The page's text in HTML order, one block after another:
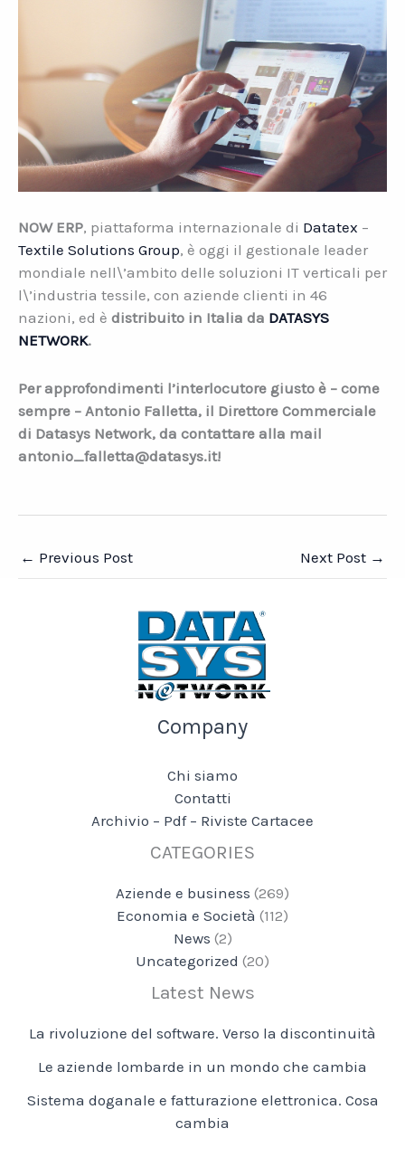
NOW ERP, piattaforma internazionale di Datatex –
Textile Solutions Group, è oggi il gestionale leader
mondiale nell\’ambito delle soluzioni IT verticali per
l\’industria tessile, con aziende clienti in 46
nazioni, ed è distribuito in Italia da DATASYS
NETWORK.
Per approfondimenti l’interlocutore giusto è – come
sempre – Antonio Falletta, il Direttore Commerciale
di Datasys Network, da contattare alla mail
antonio_falletta@datasys.it!
← Previous Post Next Post →
Company
Chi siamo
Contatti
Archivio – Pdf – Riviste Cartacee
CATEGORIES
Aziende e business (269)
Economia e Società (112)
News (2)
Uncategorized (20)
Latest News
La rivoluzione del software. Verso la discontinuità
Le aziende lombarde in un mondo che cambia
Sistema doganale e fatturazione elettronica. Cosa
cambia